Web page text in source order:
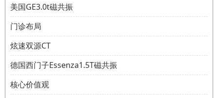
美国GE3.0t磁共振
门诊布局
炫速双源CT
德国西门子Essenza1.5T磁共振
核心价值观